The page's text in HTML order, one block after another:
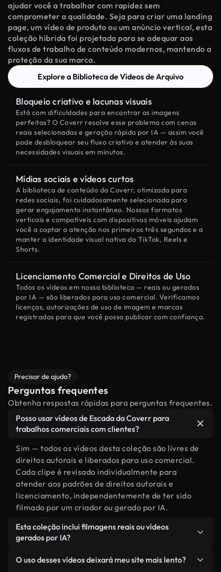
ajudar você a trabalhar com rapidez sem
comprometer a qualidade. Seja para criar uma landing
page, um vídeo de produto ou um anúncio vertical, esta
coleção híbrida foi projetada para se adequar aos
fluxos de trabalho de conteúdo modernos, mantendo a
proteção da sua marca.
Explore a Biblioteca de Vídeos de Arquivo
Bloqueio criativo e lacunas visuais
Está com dificuldades para encontrar as imagens
perfeitas? O Coverr resolve esse problema com cenas
reais selecionadas e geração rápida por IA — assim você
pode desbloquear seu fluxo criativo e atender às suas
necessidades visuais em minutos.
Mídias sociais e vídeos curtos
A biblioteca de conteúdo da Coverr, otimizada para
redes sociais, foi cuidadosamente selecionada para
gerar engajamento instantâneo. Nossos formatos
verticais e compatíveis com dispositivos móveis ajudam
você a captar a atenção nos primeiros três segundos e a
manter a identidade visual nativa do TikTok, Reels e
Shorts.
Licenciamento Comercial e Direitos de Uso
Todos os vídeos em nossa biblioteca — reais ou gerados
por IA — são liberados para uso comercial. Verificamos
licenças, autorizações de uso de imagem e marcas
registradas para que você possa publicar com confiança.
Precisar de ajuda?
Perguntas frequentes
Obtenha respostas rápidas para perguntas frequentes.
Posso usar vídeos de Escada da Coverr para
trabalhos comerciais com clientes?
Sim — todos os vídeos desta coleção são livres de
direitos autorais e liberados para uso comercial.
Cada clipe é revisado individualmente para
atender aos padrões de direitos autorais e
licenciamento, independentemente de ter sido
filmado por um criador ou gerado por IA.
Esta coleção inclui filmagens reais ou vídeos
gerados por IA?
por filmagens reais, feitas por humanos,
O uso desses vídeos deixará meu site mais lento?